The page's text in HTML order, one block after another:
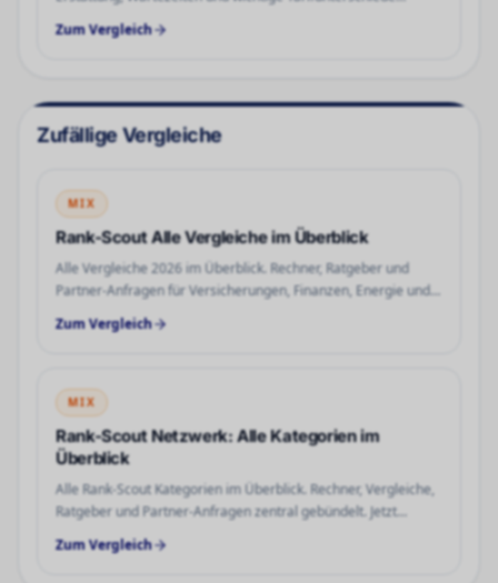
neutral prüfen.
Zum Vergleich
Zufällige Vergleiche
MIX
Rank-Scout Alle Vergleiche im Überblick
Alle Vergleiche 2026 im Überblick. Rechner, Ratgeber und
Partner-Anfragen für Versicherungen, Finanzen, Energie und
Tech zentral gebündelt. Jetzt prüfen.
Zum Vergleich
MIX
Rank-Scout Netzwerk: Alle Kategorien im
Überblick
Alle Rank-Scout Kategorien im Überblick. Rechner, Vergleiche,
Ratgeber und Partner-Anfragen zentral gebündelt. Jetzt
Themen und Bereiche strukturiert ansehen.
Zum Vergleich